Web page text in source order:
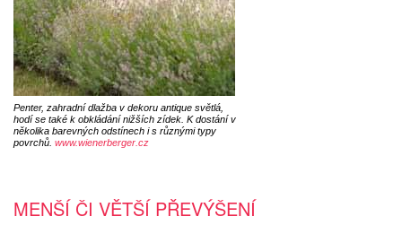
Penter, zahradní dlažba v dekoru antique světlá,
hodí se také k obkládání nižších zídek. K dostání v
několika barevných odstínech i s různými typy
povrchů. www.wienerberger.cz
MENŠÍ ČI VĚTŠÍ PŘEVÝŠENÍ